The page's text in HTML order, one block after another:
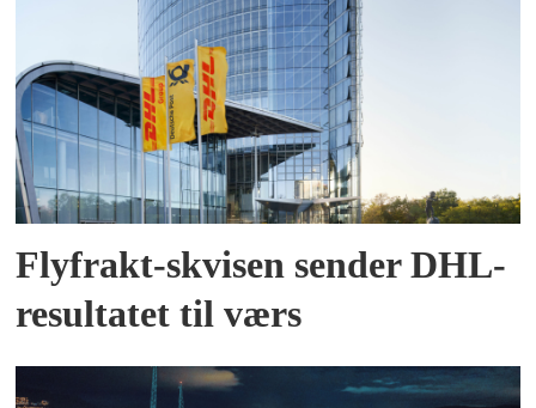
Flyfrakt-skvisen sender DHL-
resultatet til værs